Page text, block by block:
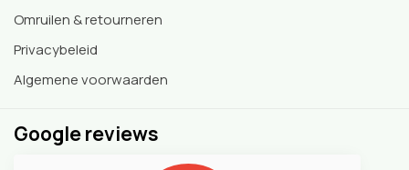
Omruilen & retourneren
Privacybeleid
Algemene voorwaarden
Google reviews